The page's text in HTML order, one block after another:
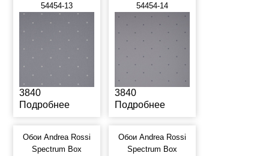
54454-13
3840
Подробнее
54454-14
3840
Подробнее
Обои Andrea Rossi
Spectrum Box
Обои Andrea Rossi
Spectrum Box